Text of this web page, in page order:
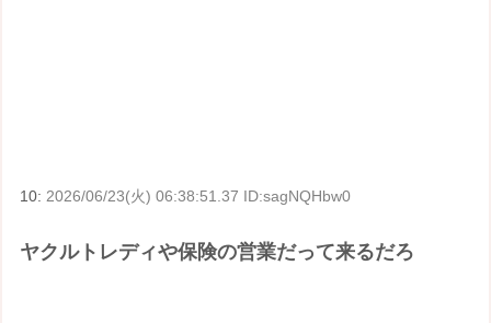
10: 2026/06/23(火) 06:38:51.37 ID:sagNQHbw0
ヤクルトレディや保険の営業だって来るだろ